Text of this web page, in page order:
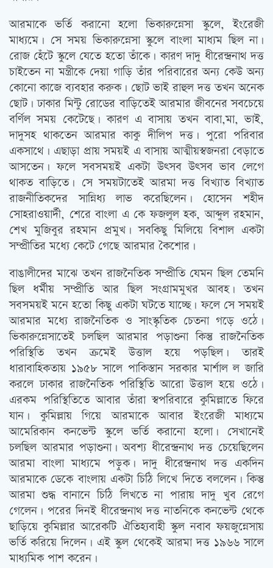
আরমাকে ভর্তি করানো হলো ভিকারুন্নেসা স্কুলে, ইংরেজী
মাধ্যমে। সে সময় ভিকারুন্নেসা স্কুলে বাংলা মাধ্যম ছিল না।
রোজ হেঁটে স্কুলে যেতে হতো তাঁকে। কারণ দাদু ধীরেন্দ্রনাথ দত্ত
চাইতেন না মন্ত্রীকে দেয়া গাড়ি তাঁর পরিবারের অন্য কেউ অন্য
কোনো কাজে ব্যবহার করুক। ছোট ভাই রাহুল দত্ত তখন অনেক
ছোট। ঢাকার মিন্টু রোডের বাড়িতেই আরমার জীবনের সবচেয়ে
বর্ণিল সময় কেটেছে। কারণ এ বাসায় তখন বাবা,মা, ভাই,
দাদুসহ থাকতেন আরমার কাকু দীলিপ দত্ত। পুরো পরিবার
একসাথে। এছাড়া প্রায় সময়ই এ বাসায় আত্মীয়স্বজনরা বেড়াতে
আসতেন। ফলে সবসময়ই একটা উত্‍সব উত্‍সব ভাব লেগে
থাকত বাড়িতে। সে সময়টাতেই আরমা দত্ত বিখ্যাত বিখ্যাত
রাজনীতিকদের সান্নিধ্য লাভ করেছিলেন। হোসেন শহীদ
সোহরাওয়ার্দী, শেরে বাংলা এ কে ফজলুল হক, আব্দুল রহমান,
শেখ মুজিবুর রহমান প্রমুখ। সবকিছু মিলিয়ে বিশাল একটা
সম্প্রীতির মধ্যে কেটে গেছে আরমার কৈশোর।
বাঙালীদের মাঝে তখন রাজনৈতিক সম্প্রীতি যেমন ছিল তেমনি
ছিল ধর্মীয় সম্প্রীতি আর ছিল সংগ্রামমুখর আবহ। তখন
সবসময়ই মনে হতো কিছু একটা ঘটতে যাচ্ছে। ফলে সে সময়ই
আরমার মধ্যে রাজনৈতিক ও সাংস্কৃতিক চেতনা গড়ে ওঠে।
ভিকারুন্নেসাতেই চলছিল আরমার পড়াশুনা কিন্তু রাজনৈতিক
পরিস্থিতি তখন ক্রমেই উত্তাল হয়ে পড়ছিল। তারই
ধারাবাহিকতায় ১৯৫৮ সালে পাকিস্তান সরকার মার্শাল ল জারি
করলে ঢাকার রাজনৈতিক পরিস্থিতি আরো উত্তাল হয়ে ওঠে।
এরকম পরিস্থিতিতে আবার তাঁরা স্বপরিবারে কুমিল্লাতে ফিরে
যান। কুমিল্লায় গিয়ে আরমাকে আবার ইংরেজী মাধ্যমে
আমেরিকান কনভেন্ট স্কুলে ভর্তি করানো হলো। সেখানেই
চলছিল আরমার পড়াশুনা। অবশ্য ধীরেন্দ্রনাথ দত্ত চেয়েছিলেন
আরমা বাংলা মাধ্যমে পড়ুক। দাদু ধীরেন্দ্রনাথ দত্ত একদিন
আরমাকে ডেকে বাংলায় একটা চিঠি লিখে দিতে বললেন। কিন্তু
আরমা শুদ্ধ বানানে চিঠি লিখতে না পারায় দাদু খুব রেগে
গেলেন। পরের দিনই ধীরেন্দ্রনাথ দত্ত নাতনিকে কনভেন্ট থেকে
ছাড়িয়ে কুমিল্লার আরেকটি ঐতিহ্যবাহী স্কুল নবাব ফয়জুন্নেসায়
ভর্তি করিয়ে দিলেন। এই স্কুল থেকেই আরমা দত্ত ১৯৬৬ সালে
মাধ্যমিক পাশ করেন।